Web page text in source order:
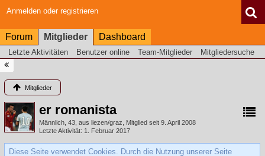
Anmelden oder registrieren
Forum Mitglieder Dashboard
Letzte Aktivitäten Benutzer online Team-Mitglieder Mitgliedersuche
Mitglieder
er romanista
Männlich 43 aus liezen/graz
Mitglied seit 9. April 2008
Letzte Aktivität 1. Februar 2017
Diese Seite verwendet Cookies. Durch die Nutzung unserer Seite